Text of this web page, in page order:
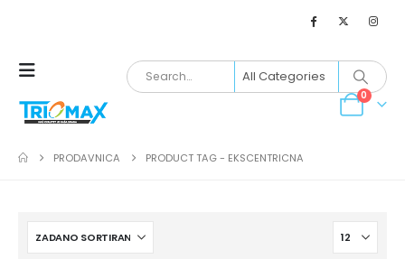
0
PRODAVNICA PRODUCT TAG - EKSCENTRICNA